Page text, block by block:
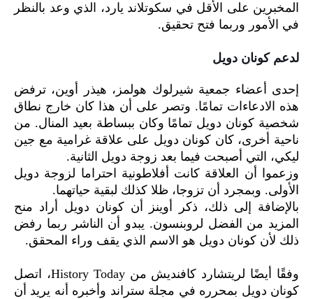
المخبرين على الأقل في سكوتلاند يارد، الذي وعد بالنظر
في الأمور وربما فتح تحقيق.
لدعم كونان دويل
إحدى أعضاء جمعية شيرلوك هولمز، هيذر أوين، ترفض
هذه الادعاءات تمامًا. وتصر على أن هذا كان خارج نطاق
شخصية كونان دويل تمامًا وكان ببساطة بعيد المنال. من
ناحية أخرى، كان كونان دويل على علاقة غرامية مع جين
ليكي، التي أصبحت فيما بعد زوجة دويل الثانية.
وزعموا أن العلاقة كانت أفلاطونية احتراما لزوجة دويل
الأولى. وبمجرد أن تزوجا، ظلا كذلك لبقية حياتهما.
بالإضافة إلى ذلك، ذكر أوينز أن كونان دويل أراد منح
المزيد من الفضل لروبنسون. يبدو أن الناشر ربما رفض
ذلك لأن كونان دويل هو الاسم الذي يقف وراء المحقق.
وفقًا أيضًا لريتشارد كافنديش من History Today، اتصل
كونان دويل بمحرره في مجلة ستراند وأخبره أنه يريد أن